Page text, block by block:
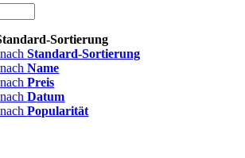
Sortierung
Standard-Sortierung
Name
Preis
Datum
Popularität